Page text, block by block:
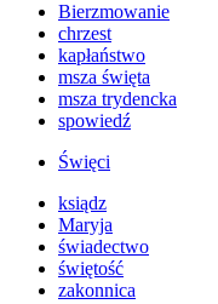
Bierzmowanie
chrzest
kapłaństwo
msza święta
msza trydencka
spowiedź
Święci
ksiądz
Maryja
świadectwo
świętość
zakonnica